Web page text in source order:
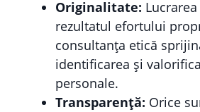
Originalitate:
rezultatul efortului
consultanța etică
identificarea și
personale.
Transparență: Orice